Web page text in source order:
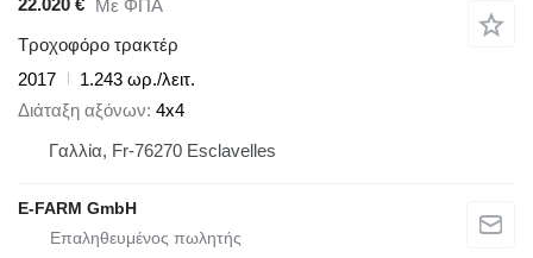
Με ΦΠΑ
Τροχοφόρο τρακτέρ
2017
1.243 ωρ./λειτ.
Διάταξη αξόνων 4x4
Γαλλία, Fr-76270 Esclavelles
E-FARM GmbH